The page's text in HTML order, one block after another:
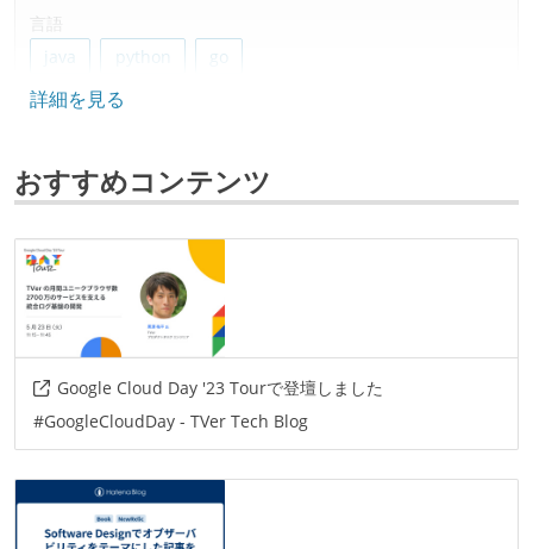
言語
java
python go
データベース
プロジェクト管理
github
AIツール
claude
その他
gcp
aws github-actions
bigtable
詳細を見る
おすすめコンテンツ
Google Cloud Day '23 Tourで登壇しました
#GoogleCloudDay - TVer Tech Blog